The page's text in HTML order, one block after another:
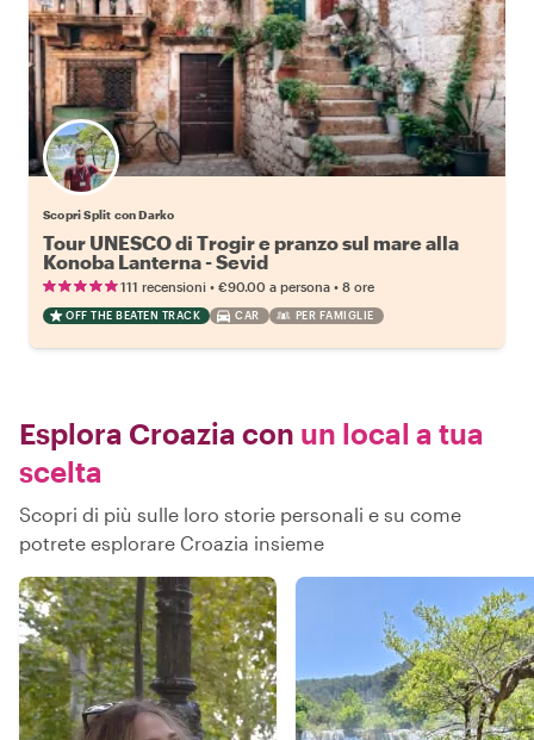
Scopri Split con Darko
Tour UNESCO di Trogir e pranzo sul mare alla
Konoba Lanterna - Sevid
111 recensioni • €90.00 a persona • 8 ore
OFF THE BEATEN TRACK CAR PER FAMIGLIE
Esplora Croazia con un local a tua
scelta
Scopri di più sulle loro storie personali e su come
potrete esplorare Croazia insieme